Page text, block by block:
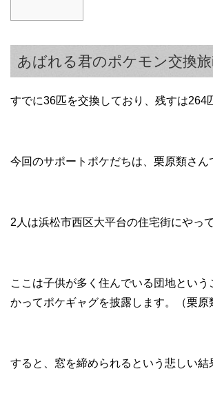
あばれる君のポケモン交換
すでに36匹を交換しており、残すは264
今回のサポートポケだちは、栗原類さん
2人は浜松市西区大平台の住宅街にやっ
ここは子供が多く住んでいる団地という
かってポケギャグを披露します。（栗原
すると、窓を締められるという悲しい結